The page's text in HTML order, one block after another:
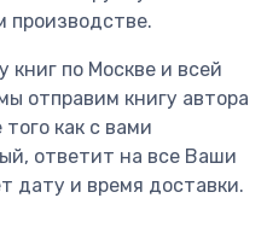
производстве.
по Москве и всей
отправим книгу автора
как с вами
ответит на все Ваши
дату и время доставки.